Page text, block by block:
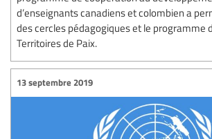
d’enseignants canadiens et colombien a
des cercles pédagogiques et le programme
Territoires de Paix.
13 septembre 2019